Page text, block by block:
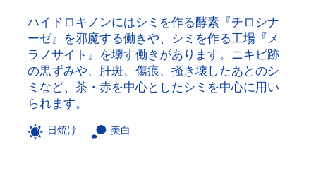
ハイドロキノンにはシミを作る酵素『チロシナ
ーゼ』を邪魔する働きや、シミを作る工場『メ
ラノサイト』を壊す働きがあります。ニキビ跡
の黒ずみや、肝斑、傷痕、掻き壊したあとのシ
ミなど、茶・赤を中心としたシミを中心に用い
られます。
日焼け 美白